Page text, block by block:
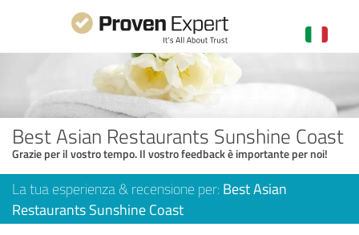
Best Asian Restaurants Sunshine Coast
Grazie per il vostro tempo. Il vostro feedback è importante per noi!
La tua esperienza & recensione per: Best Asian
Restaurants Sunshine Coast